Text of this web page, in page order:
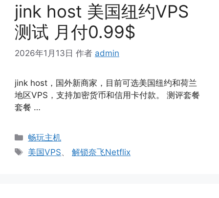
jink host 美国纽约VPS
测试 月付0.99$
2026年1月13日 作者 admin
jink host，国外新商家，目前可选美国纽约和荷兰
地区VPS，支持加密货币和信用卡付款。 测评套餐
套餐 …
分
类
畅玩主机
标
美国VPS、解锁奈飞Netflix